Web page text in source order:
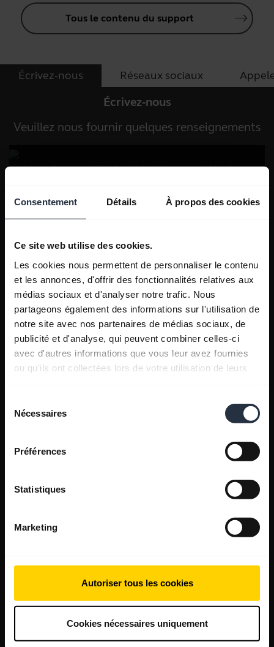
Consentement Détails À propos des cookies
Ce site web utilise des cookies.
Les cookies nous permettent de personnaliser le contenu
et les annonces, d'offrir des fonctionnalités relatives aux
médias sociaux et d'analyser notre trafic. Nous
partageons également des informations sur l'utilisation de
notre site avec nos partenaires de médias sociaux, de
publicité et d'analyse, qui peuvent combiner celles-ci
avec d'autres informations que vous leur avez fournies
ou qu'ils ont collectées lors de votre utilisation de leurs
Nécessaires
Préférences
Statistiques
Marketing
Autoriser tous les cookies
Cookies nécessaires uniquement
Tous le contenu du support
Écrivez-nous Réseaux sociaux
Écrivez-nous
Veuillez nous fournir quelques renseignements